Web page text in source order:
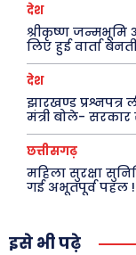
देश
श्रीकृष्ण जन्मभूमि
लिए हुई वार्ता
देश
झारखण्ड प्रश्नपत्र
मंत्री बोले-
छत्तीसगढ़
महिला सुरक्षा
गई अभूतपूर्व पहल !
इसे भी पढ़े